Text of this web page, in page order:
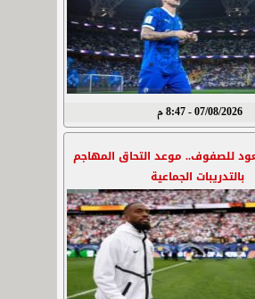
07/08/2026 - 8:47 م
للصفوف.. موعد التحاق المهاجم
بالتدريبات الجماعية